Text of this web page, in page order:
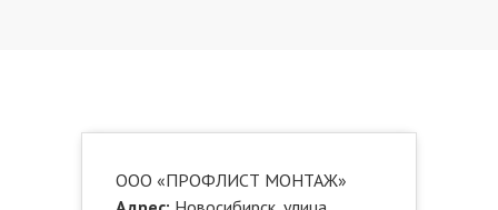
ООО «ПРОФЛИСТ МОНТАЖ»